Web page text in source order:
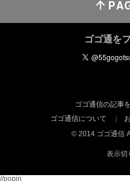
ゴゴ通を
ゴゴ通信の記事
ゴゴ通信について
© 2014 ゴゴ通信
表示切
//popin